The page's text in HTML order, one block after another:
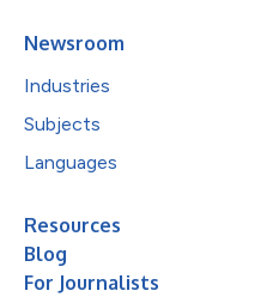
Newsroom
Industries
Subjects
Languages
Resources
Blog
For Journalists